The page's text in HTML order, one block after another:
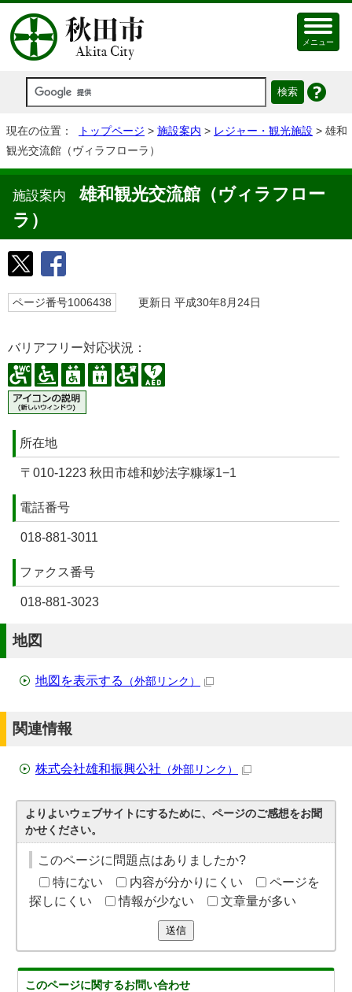
メニュー
現在の位置： トップページ > 施設案内 > レジャー・観光施設 > 雄和
観光交流館（ヴィラフローラ）
施設案内雄和観光交流館（ヴィラフロー
ラ）
ページ番号1006438 更新日 平成30年8月24日
バリアフリー対応状況：
所在地
〒010-1223 秋田市雄和妙法字糠塚1−1
電話番号
018-881-3011
ファクス番号
018-881-3023
地図
地図を表示する （外部リンク）
関連情報
株式会社雄和振興公社 （外部リンク）
よりよいウェブサイトにするために、ページのご感想をお聞
かせください。
このページに問題点はありましたか?
特にない
内容が分かりにくい
ページを
探しにくい
情報が少ない 文章量が多い
送信
このページに関するお問い合わせ